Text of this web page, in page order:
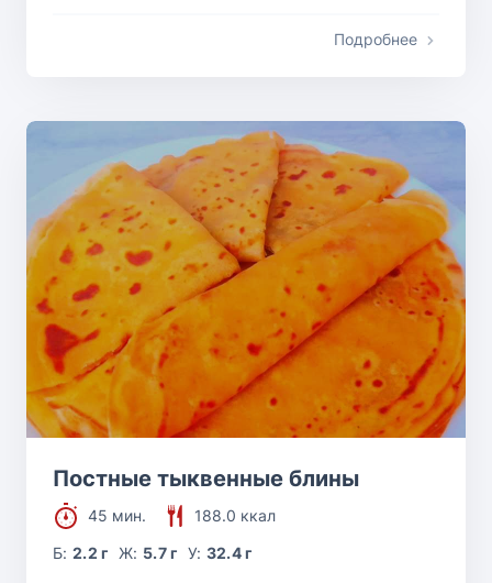
Подробнее
Постные тыквенные блины
45 мин.
188.0 ккал
Б:2.2 г Ж: 5.7 г У: 32.4 г